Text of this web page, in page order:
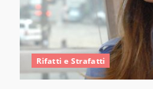
Rifatti e Strafatti